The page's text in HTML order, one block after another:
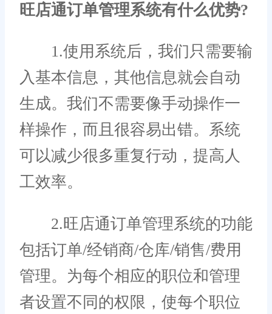
旺店通订单管理系统有什么优势?
1.使用系统后，我们只需要输
入基本信息，其他信息就会自动
生成。我们不需要像手动操作一
样操作，而且很容易出错。系统
可以减少很多重复行动，提高人
工效率。
2.旺店通订单管理系统的功能
包括订单/经销商/仓库/销售/费用
管理。为每个相应的职位和管理
者设置不同的权限，使每个职位